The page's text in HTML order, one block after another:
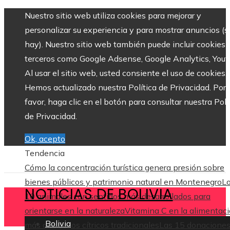
Nuestro sitio web utiliza cookies para mejorar y
personalizar su experiencia y para mostrar anuncios
hay). Nuestro sitio web también puede incluir cookies
terceros como Google Adsense, Google Analytics,
Al usar el sitio web, usted consiente el uso de cookies.
Hemos actualizado nuestra Política de Privacidad. Por
favor, haga clic en el botón para consultar nuestra
de Privacidad.
Ok, acepto
Tendencia
Cómo la concentración turística genera presión sobre
bienes públicos y patrimonio natural en Montenegro
10 animales con sentidos más desarrollados para
orientarse en la naturalezaVitamina C en la
más allá de los cítricos tradicionales
Las 15 donaciones
NOTICIAS DE BOLIVIA
Bolivia